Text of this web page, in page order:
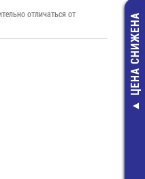
ЦЕНА СНИЖЕНА
отличаться от